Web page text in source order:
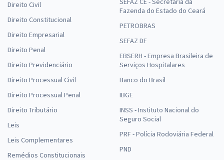
Direito Civil
Direito Constitucional
Direito Empresarial
Direito Penal
Direito Previdenciário
Direito Processual Civil
Direito Processual Penal
Direito Tributário
Leis
Leis Complementares
Remédios Constitucionais
Fazenda do Estado do Ceará
PETROBRAS
SEFAZ DF
EBSERH - Empresa Brasileira de
Serviços Hospitalares
Banco do Brasil
IBGE
INSS - Instituto Nacional do
Seguro Social
PRF - Polícia Rodoviária Federal
PND